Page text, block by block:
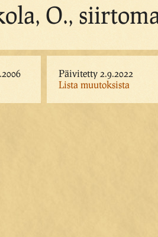
O.,
Päivitetty 2.9.2022
Lista muutoksista